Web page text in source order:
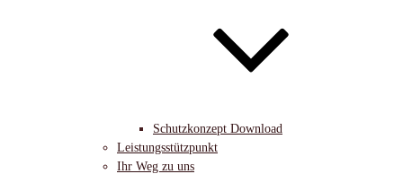
Schutzkonzept Download
Leistungsstützpunkt
Ihr Weg zu uns